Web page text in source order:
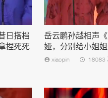
日搭档
捏死死
岳云鹏孙越相声
娅，分别给小姐
xiaopin 18083